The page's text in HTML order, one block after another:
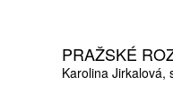
PRAŽSKÉ
Karolina Jirkalová